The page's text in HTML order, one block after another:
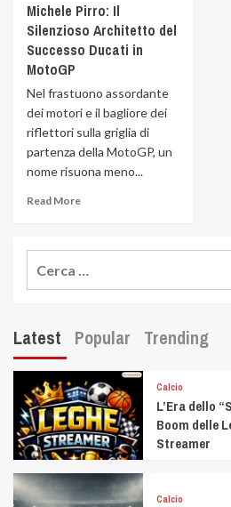
Michele Pirro: Il
Silenzioso Architetto del
Successo Ducati in
MotoGP
Nel frastuono assordante
dei motori e il bagliore dei
riflettori sulla griglia di
partenza della MotoGP, un
nome risuona meno...
Read More
Latest Popular Trending
Calcio
L’Era dello
Boom delle
Streamer
Calcio